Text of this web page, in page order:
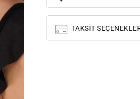
TAKSIT